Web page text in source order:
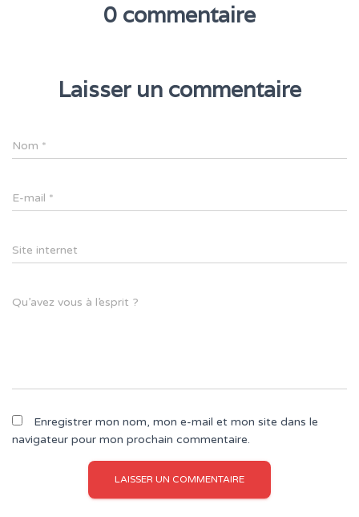
0 commentaire
Laisser un commentaire
Nom *
E-mail *
Site internet
Qu’avez vous à l’esprit ?
Enregistrer mon nom, mon e-mail et mon site dans le
navigateur pour mon prochain commentaire.